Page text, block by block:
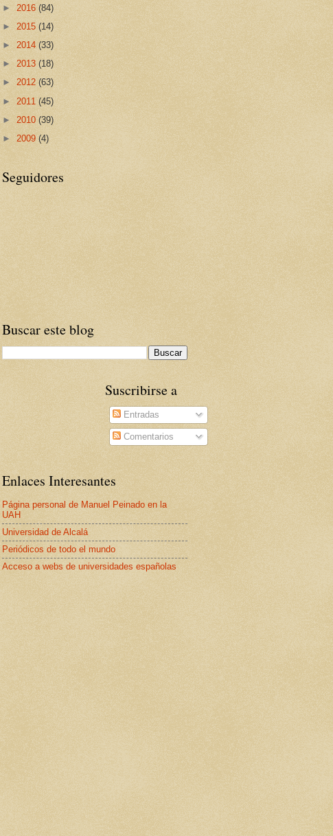
► 2016 (84)
► 2015 (14)
► 2014 (33)
► 2013 (18)
► 2012 (63)
► 2011 (45)
► 2010 (39)
► 2009 (4)
Seguidores
Buscar este blog
Suscribirse a
Entradas
Comentarios
Enlaces Interesantes
Página personal de Manuel Peinado en la
UAH
Universidad de Alcalá
Periódicos de todo el mundo
Acceso a webs de universidades españolas